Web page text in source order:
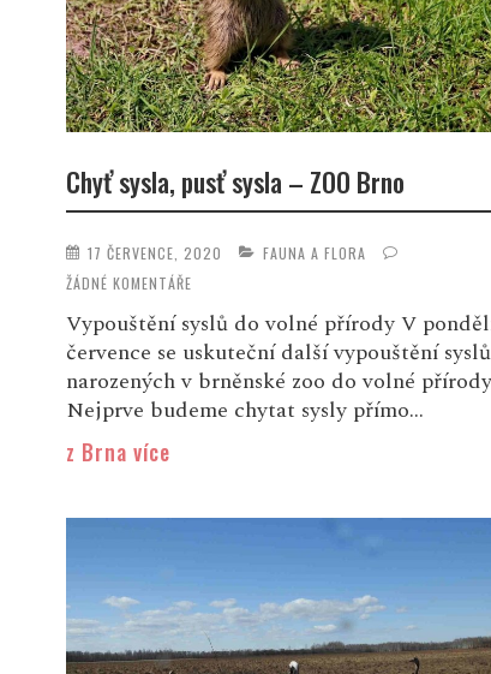
Chyť sysla, pusť sysla – ZOO Brno
17 ČERVENCE, 2020
FAUNA A FLORA
ŽÁDNÉ KOMENTÁŘE
Vypouštění syslů do volné přírody V
července se uskuteční další vypouštění syslů
narozených v brněnské zoo do volné přírody
Nejprve budeme chytat sysly přímo...
z Brna více